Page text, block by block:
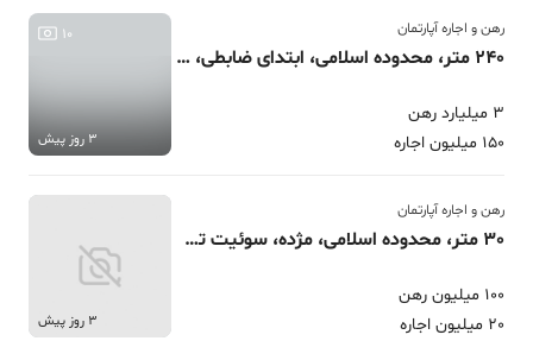
رهن و اجاره آپارتمان
240 متر، محدوده اسلامی، ابتدای ضابطی، 5 پارکینگ
3 میلیارد رهن
150 میلیون اجاره
10
3 روز پیش
رهن و اجاره آپارتمان
30 متر، محدوده اسلامی، مژده، سوئیت تکواحدی+تراس
100 میلیون رهن
20 میلیون اجاره
3 روز پیش